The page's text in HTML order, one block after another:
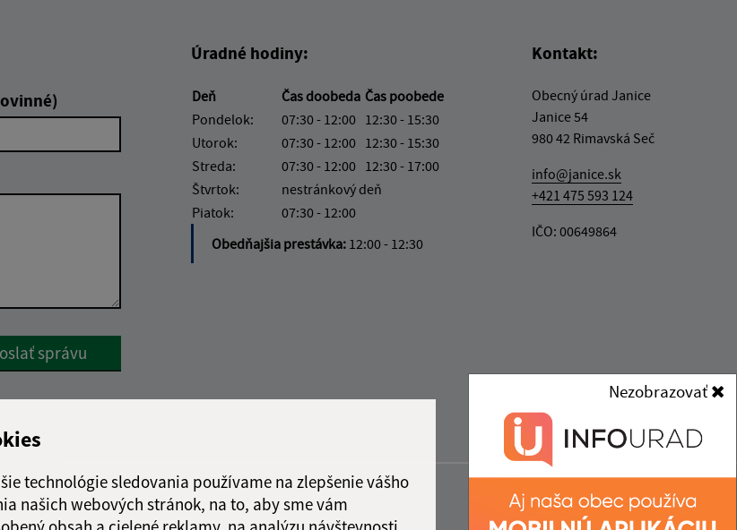
technológie sledovania používame na zlepšenie vášho
našich webových stránok, na to, aby sme vám
Nezobrazovať
Response
správu
Úradné hodiny:
Deň Čas doobeda Čas poobede
Pondelok:
07:30 - 12:00 12:30 - 15:30
Utorok:
07:30 - 12:00 12:30 - 15:30
Streda:
07:30 - 12:00 12:30 - 17:00
Štvrtok:
nestránkový deň
Piatok:
07:30 - 12:00
Obedňajšia prestávka: 12:00 - 12:30
Kontakt:
Obecný úrad Janice
Janice 54
980 42 Rimavská Seč
info@janice.sk
+421 475 593 124
IČO: 00649864